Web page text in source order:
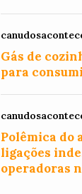
Gás de
para
Polêmica do
ligações
operadoras